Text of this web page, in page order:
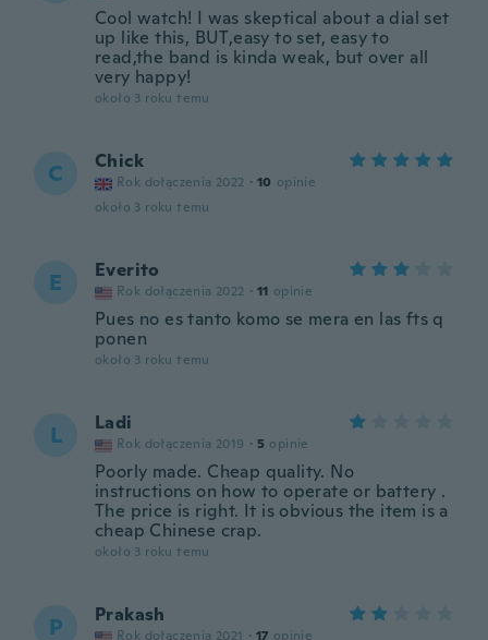
Cool watch! I was skeptical about a dial set
up like this, BUT,easy to set, easy to
read,the band is kinda weak, but over all
very happy!
około 3 roku temu
C Chick
Rok dołączenia 2022 · 10 opinie
około 3 roku temu
E Everito
Rok dołączenia 2022 · 11 opinie
Pues no es tanto komo se mera en las fts q
ponen
około 3 roku temu
L Ladi
Rok dołączenia 2019 · 5 opinie
Poorly made. Cheap quality. No
instructions on how to operate or battery .
The price is right. It is obvious the item is a
cheap Chinese crap.
około 3 roku temu
P Prakash
Rok dołączenia 2021 · 17 opinie